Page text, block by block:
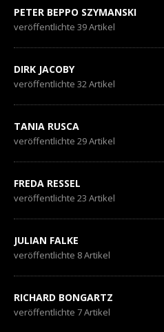
PETER BEPPO SZYMANSKI
veröffentlichte 39 Artikel
DIRK JACOBY
veröffentlichte 32 Artikel
TANIA RUSCA
veröffentlichte 29 Artikel
FREDA RESSEL
veröffentlichte 23 Artikel
JULIAN FALKE
veröffentlichte 8 Artikel
RICHARD BONGARTZ
veröffentlichte 7 Artikel